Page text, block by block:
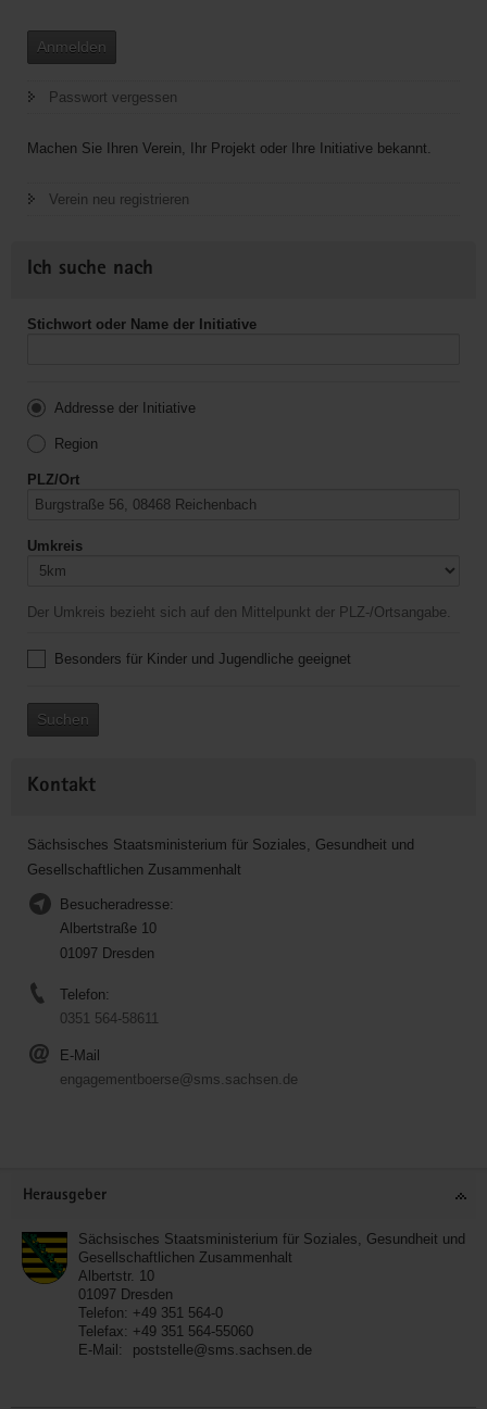
Anmelden
Passwort vergessen
Machen Sie Ihren Verein, Ihr Projekt oder Ihre Initiative bekannt.
Verein neu registrieren
Ich suche nach
Stichwort oder Name der Initiative
Addresse der Initiative
Region
PLZ/Ort
Umkreis
Der Umkreis bezieht sich auf den Mittelpunkt der PLZ-/Ortsangabe.
Besonders für Kinder und Jugendliche geeignet
Suchen
Kontakt
Sächsisches Staatsministerium für Soziales, Gesundheit und
Gesellschaftlichen Zusammenhalt
Besucheradresse:
Albertstraße 10
01097 Dresden
Telefon:
0351 564-58611
E-Mail
engagementboerse@sms.sachsen.de
Herausgeber
Sächsisches Staatsministerium für Soziales, Gesundheit und
Gesellschaftlichen Zusammenhalt
Albertstr. 10
01097 Dresden
Telefon: +49 351 564-0
Telefax: +49 351 564-55060
E-Mail:
poststelle@sms.sachsen.de